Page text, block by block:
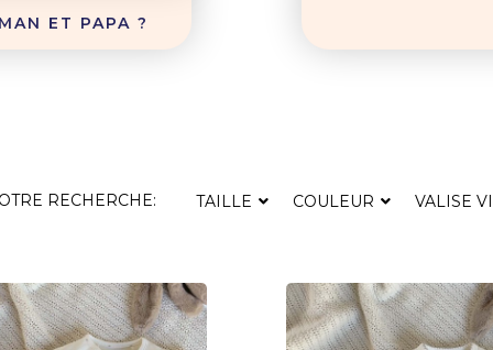
ET PAPA ?
RECHERCHE: TAILLE COULEUR VALISE